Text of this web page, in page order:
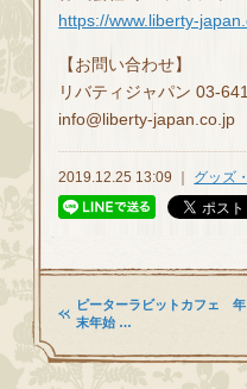
https://www.liberty-
【お問い合わせ】
リバティジャパン 03-
info@liberty-japan.co.jp
2019.12.25 13:09 ｜ グッズ
ピーターラビットカフェ 年
末年始 …